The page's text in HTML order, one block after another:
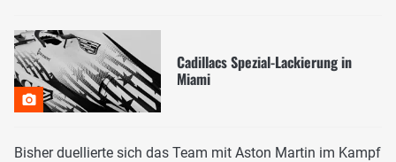
Cadillacs Spezial-Lackierung in
Miami
Bisher duellierte sich das Team mit Aston Martin im Kampf